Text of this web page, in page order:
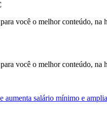
você o melhor conteúdo, na
você o melhor conteúdo, na
aumenta salário mínimo e